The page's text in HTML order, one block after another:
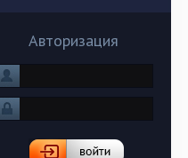
Авторизация